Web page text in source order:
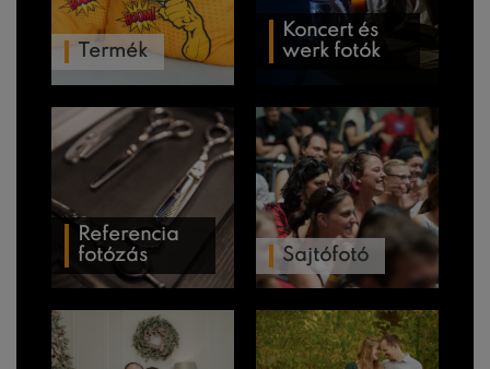
Termék
Koncert és
werk fotók
Referencia
fotózás
Sajtófotó